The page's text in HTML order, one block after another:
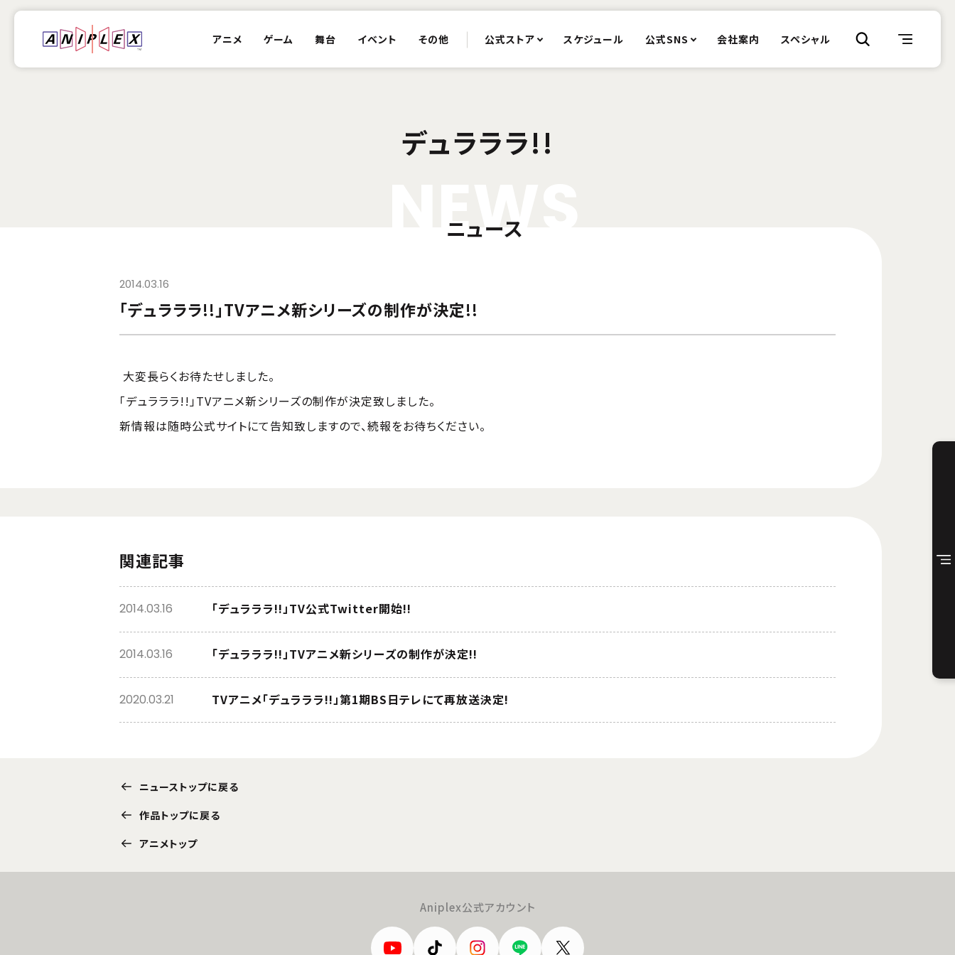
アニメ ゲーム 舞台 イベント その他 公式ストア スケジュール 公式SNS 会社案内 スペシャル
デュラララ!!
EW
ニュース
2014.03.16
「デュラララ!!」TVアニメ新シリーズの制作が決定!!
大変長らくお待たせしました。
「デュラララ!!」TVアニメ新シリーズの制作が決定致しました。
新情報は随時公式サイトにて告知致しますので、続報をお待ちください。
関連記事
「デュラララ!!」TV公式Twitter開始!!
2014.03.16
「デュラララ!!」TVアニメ新シリーズの制作が決定!!
2014.03.16
TVアニメ「デュラララ!!」第1期BS日テレにて再放送決定!
2020.03.21
ニューストップに戻る
作品トップに戻る
アニメトップ
Aniplex公式アカウント